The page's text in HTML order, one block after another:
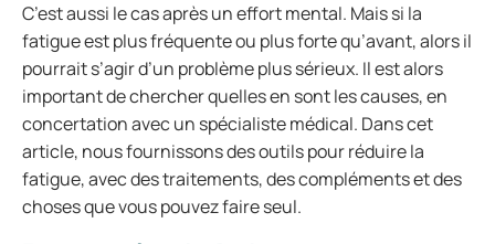
C’est aussi le cas après un effort mental. Mais si la
fatigue est plus fréquente ou plus forte qu’avant, alors il
pourrait s’agir d’un problème plus sérieux. Il est alors
important de chercher quelles en sont les causes, en
concertation avec un spécialiste médical. Dans cet
article, nous fournissons des outils pour réduire la
fatigue, avec des traitements, des compléments et des
choses que vous pouvez faire seul.